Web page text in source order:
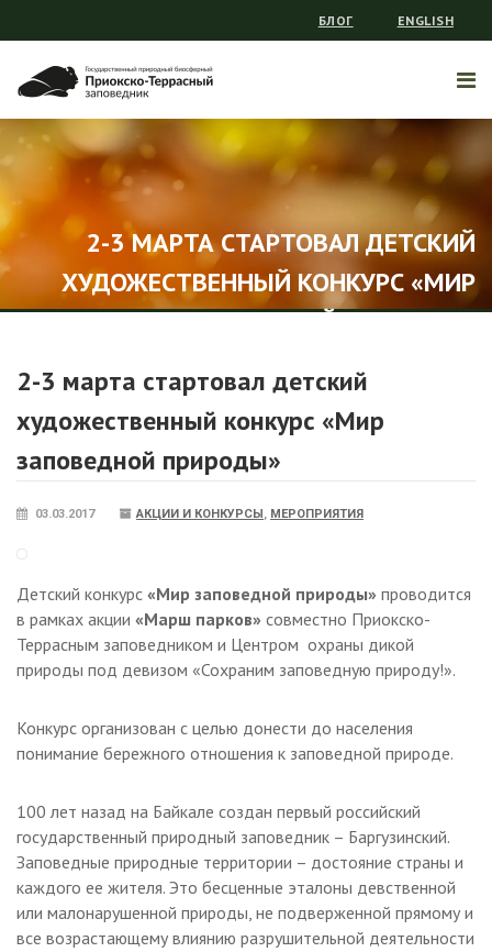
БЛОГ ENGLISH
2-3 МАРТА СТАРТОВАЛ ДЕТСКИЙ
ХУДОЖЕСТВЕННЫЙ КОНКУРС «МИР
ЗАПОВЕДНОЙ ПРИРОДЫ»
2-3 марта стартовал детский
художественный конкурс «Мир
заповедной природы»
03.03.2017 АКЦИИ И КОНКУРСЫ, МЕРОПРИЯТИЯ
Детский конкурс «Мир заповедной природы» проводится
в рамках акции «Марш парков» совместно Приокско-
Террасным заповедником и Центром охраны дикой
природы под девизом «Сохраним заповедную природу!».
Конкурс организован с целью донести до населения
понимание бережного отношения к заповедной природе.
100 лет назад на Байкале создан первый российский
государственный природный заповедник – Баргузинский.
Заповедные природные территории – достояние страны и
каждого ее жителя. Это бесценные эталоны девственной
или малонарушенной природы, не подверженной прямому и
все возрастающему влиянию разрушительной деятельности